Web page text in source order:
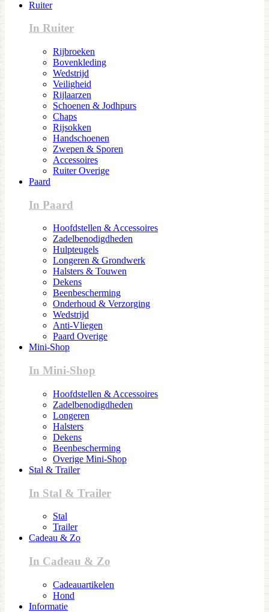
Ruiter
In Ruiter
Rijbroeken
Bovenkleding
Wedstrijd
Veiligheid
Rijlaarzen
Schoenen & Jodhpurs
Chaps
Rijsokken
Handschoenen
Zwepen & Sporen
Accessoires
Ruiter Overige
Paard
In Paard
Hoofdstellen & Accessoires
Zadelbenodigdheden
Hulpteugels
Longeren & Grondwerk
Halsters & Touwen
Dekens
Beenbescherming
Onderhoud & Verzorging
Wedstrijd
Anti-Vliegen
Paard Overige
Mini-Shop
In Mini-Shop
Hoofdstellen & Accessoires
Zadelbenodigdheden
Longeren
Halsters
Dekens
Beenbescherming
Overige Mini-Shop
Stal & Trailer
In Stal & Trailer
Stal
Trailer
Cadeau & Zo
In Cadeau & Zo
Cadeauartikelen
Hond
Informatie